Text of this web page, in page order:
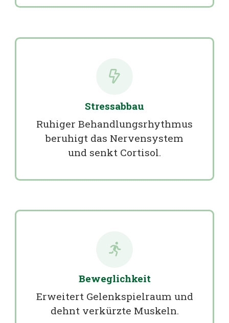
Stressabbau
Ruhiger Behandlungsrhythmus
beruhigt das Nervensystem
und senkt Cortisol.
Beweglichkeit
Erweitert Gelenkspielraum und
dehnt verkürzte Muskeln.